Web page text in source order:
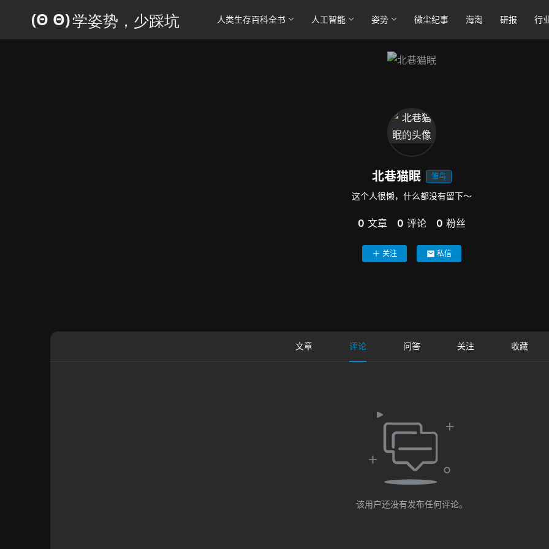
人类生存百科全书 人工智能 姿势 微尘纪事 海淘 研报 行
北巷猫眠 雏鸟
这个人很懒，什么都没有留下～
0 文章 0 评论 0 粉丝
关注 私信
文章 评论 问答 关注 收藏
该用户还没有发布任何评论。